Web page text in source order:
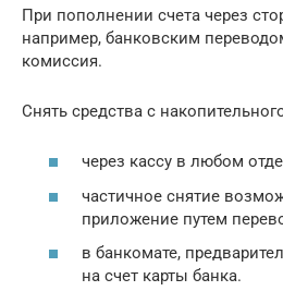
При пополнении счета через
например, банковским
комиссия.
Снять средства с
через кассу в любом
частичное снятие
приложение путем
в банкомате,
на счет карты банка.